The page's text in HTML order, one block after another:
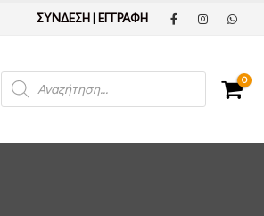
ΣΥΝΔΕΣΗ| ΕΓΓΡΑΦΗ
Products
search
0